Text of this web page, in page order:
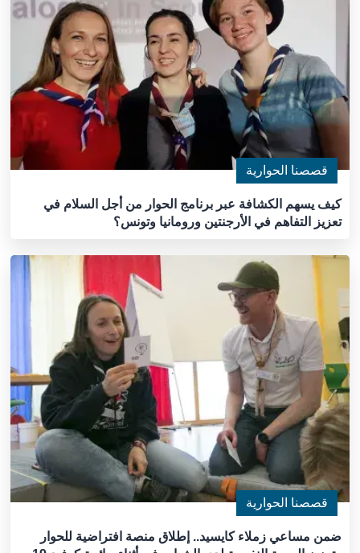
قصصنا الحوارية
كيف يسهم الكشافة عبر برنامج الحوار من أجل السلام في
تعزيز التفاهم في الأرجنتين ورومانيا وتونس؟
قصصنا الحوارية
ضمن مساعي زملاء كايسيد.. إطلاق منصة افتراضية للحوار